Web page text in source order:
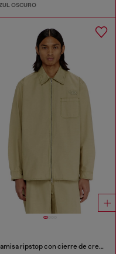
OSCURO
Camisa ripstop con cierre de cremallera